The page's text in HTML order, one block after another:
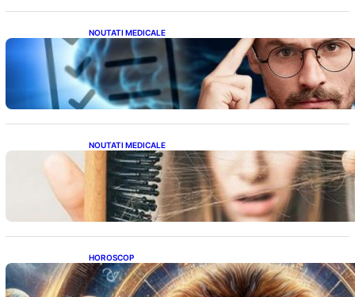
NOUTATI MEDICALE
Inteligența dincolo de note: Semnele unui IQ
ridicat care nu țin de școală
NOUTATI MEDICALE
Semnele unei deficiențe de proteine:
Impactul asupra sănătății tale
HOROSCOP
Portalul Leului 8/8: Oportunități de
Abundență pentru Cinci Zodii în 2026